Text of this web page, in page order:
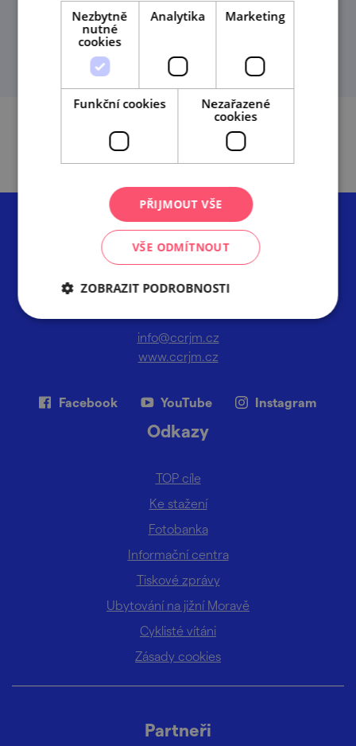
Centrála cestovního ruchu – Jižní Morava, z.s.p.o.
info@ccrjm.cz
www.ccrjm.cz
Facebook YouTube Instagram
Odkazy
TOP cíle
Ke stažení
Fotobanka
Informační centra
Tiskové zprávy
Ubytování na jižní Moravě
Cyklisté vítáni
Zásady cookies
Partneři
Nezbytně
nutné
cookies
Analytika Marketing
Funkční cookies
Nezařazené
cookies
PŘIJMOUT VŠE
VŠE ODMÍTNOUT
ZOBRAZIT PODROBNOSTI